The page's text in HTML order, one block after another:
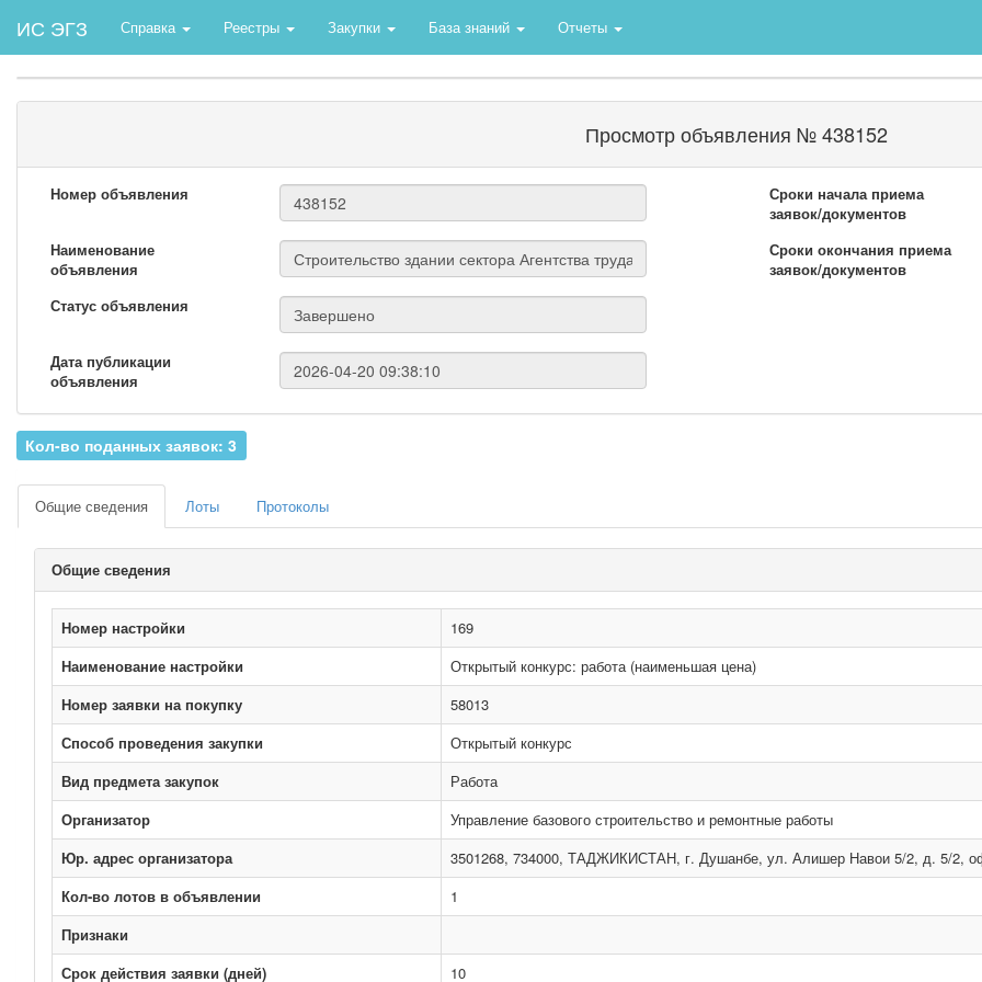
ИС ЭГЗ Справка Реестры Закупки База знаний Отчеты
Просмотр объявления № 438152
Номер объявления
Наименование
объявления
Статус объявления
Дата публикации
объявления
Сроки начала приема
заявок/документов
Сроки окончания приема
заявок/документов
Кол-во поданных заявок: 3
Общие сведения Лоты Протоколы
Общие сведения
Номер настройки
169
Наименование настройки
Открытый конкурс: работа (наименьшая цена)
Номер заявки на покупку
58013
Способ проведения закупки
Открытый конкурс
Вид предмета закупок
Работа
Организатор
Управление базового строительство и ремонтные работы
Юр. адрес организатора
3501268, 734000, ТАДЖИКИСТАН, г. Душанбе, ул. Алишер Навои 5/2, д. 5/2,
Кол-во лотов в объявлении
1
Признаки
Срок действия заявки (дней)
10